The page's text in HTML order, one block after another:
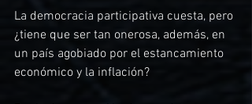
La democracia participativa cuesta, pero
¿tiene que ser tan onerosa, además, en
un país agobiado por el estancamiento
económico y la inflación?